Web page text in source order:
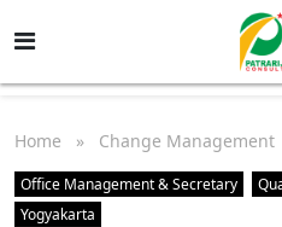
Home » Change Management
Office Management & Secretary
Yogyakarta